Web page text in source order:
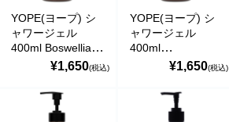
YOPE(ヨープ) シ
ャワージェル
400ml Boswellia
and rosemary(ボ
ズマリー) 天然成
¥1,650(税込)
YOPE(ヨープ) シ
ャワージェル
400ml
Geranium(ゼラニ
¥1,650(税込)